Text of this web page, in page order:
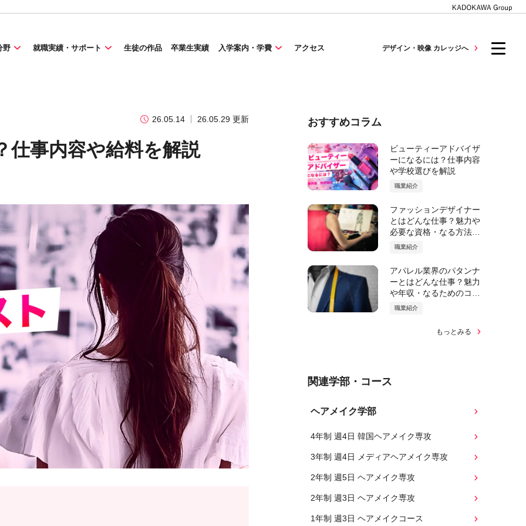
野 就職実績・サポート 生徒の作品 卒業生実績 入学案内・学費 アクセス デザイン・映像 カレッジへ
26.05.14 26.05.29 更新
仕事内容や給料を解説
おすすめコラム
ビューティーアドバイザ
ーになるには？仕事内容
や学校選びを解説
職業紹介
ファッションデザイナー
とはどんな仕事？魅力や
必要な資格・なる方法を
徹底解説！
職業紹介
アパレル業界のパタンナ
ーとはどんな仕事？魅力
や年収・なるためのコツ
を徹底解説！
職業紹介
もっとみる
関連学部・コース
ヘアメイク学部
4年制 週4日 韓国ヘアメイク専攻
3年制 週4日 メディアヘアメイク専攻
2年制 週5日 ヘアメイク専攻
2年制 週3日 ヘアメイク専攻
1年制 週3日 ヘアメイクコース